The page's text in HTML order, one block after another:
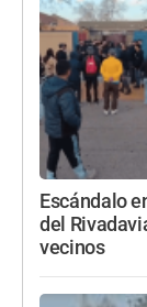
Escándalo
del
vecinos